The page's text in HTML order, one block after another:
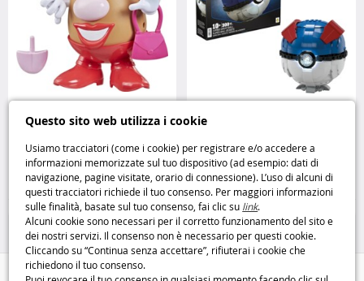
Questo sito web utilizza i cookie
Usiamo tracciatori (come i cookie) per registrare e/o accedere a
informazioni memorizzate sul tuo dispositivo (ad esempio: dati di
navigazione, pagine visitate, orario di connessione). L’uso di alcuni di
questi tracciatori richiede il tuo consenso. Per maggiori informazioni
sulle finalità, basate sul tuo consenso, fai clic su link.
Alcuni cookie sono necessari per il corretto funzionamento del sito e
dei nostri servizi. Il consenso non è necessario per questi cookie.
Cliccando su “Continua senza accettare”, rifiuterai i cookie che
richiedono il tuo consenso.
Madame Patata 12 Pezzi
creatività e divertimento in ogni
combinazioneHasbro
,99€
Giochi di costruzione
Mega Poké Ball Gigante HMW04
formato maxiMega Construx
27,95€
Giochi di costruzione